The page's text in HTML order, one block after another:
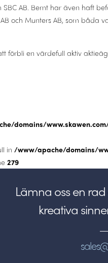
AB. Bernt har även haft
och Munters AB, som båda
förbli en värdefull aktiv
domains/
in /www/apache/domains/
279
Lämna oss en
kreativa